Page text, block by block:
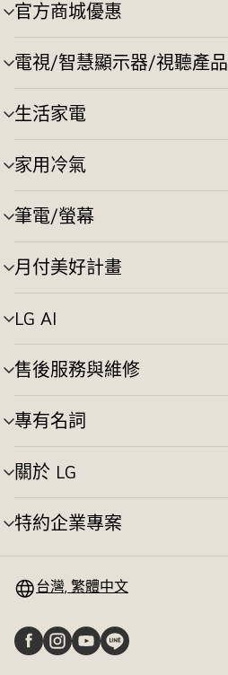
官方商城優惠
選
單
切
換
電視/智慧顯示器/視聽產品
選
單
切
換
生活家電
選
單
切
換
家用冷氣
選
單
切
換
筆電/螢幕
選
單
切
換
月付美好計畫
選
單
切
換
LG AI
選
單
切
換
售後服務與維修
選
單
切
換
專有名詞
選
單
切
換
關於 LG
選
單
切
換
特約企業專案
選
換 台灣, 繁體中文